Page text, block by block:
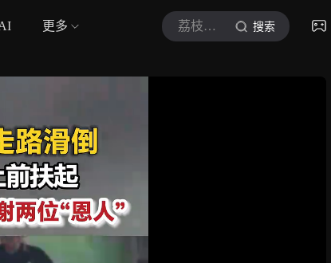
更多 荔枝新闻 搜索